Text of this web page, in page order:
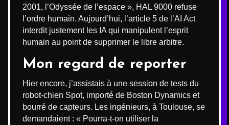
2001, l’Odyssée de l’espace », HAL 9000 refuse
l’ordre humain. Aujourd’hui, l’article 5 de l’AI Act
interdit justement les IA qui manipulent l’esprit
humain au point de supprimer le libre arbitre.
Mon regard de reporter
Hier encore, j’assistais à une session de tests du
robot-chien Spot, importé de Boston Dynamics et
bourré de capteurs. Les ingénieurs, à Toulouse, se
demandaient : « Pourra-t-on utiliser la